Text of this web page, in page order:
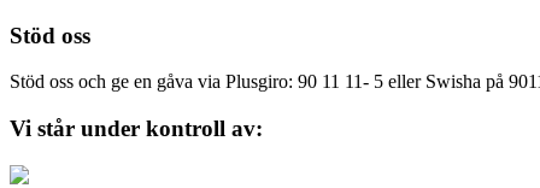
Stöd oss
Stöd oss och ge en gåva via Plusgiro: 90 11 11- 5 eller Swisha på
Vi står under kontroll av: